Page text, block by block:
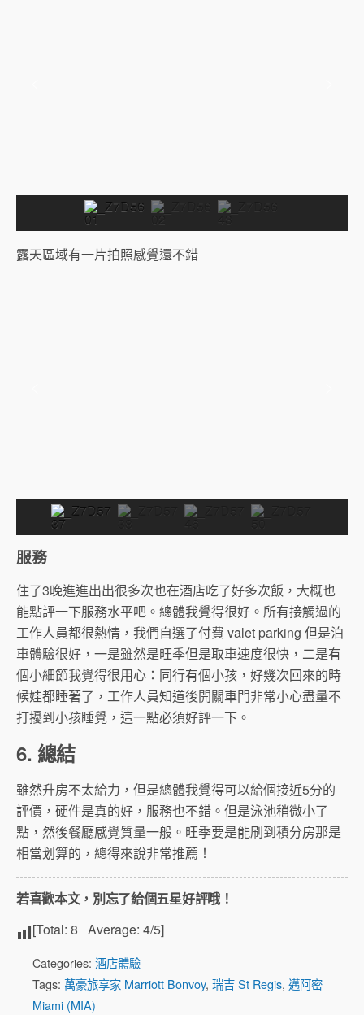
露天區域有一片拍照感覺還不錯
服務
住了3晚進進出出很多次也在酒店吃了好多次飯，大概也
能點評一下服務水平吧。總體我覺得很好。所有接觸過的
工作人員都很熱情，我們自選了付費 valet parking 但是泊
車體驗很好，一是雖然是旺季但是取車速度很快，二是有
個小細節我覺得很用心：同行有個小孩，好幾次回來的時
候娃都睡著了，工作人員知道後開關車門非常小心盡量不
打擾到小孩睡覺，這一點必須好評一下。
6. 總結
雖然升房不太給力，但是總體我覺得可以給個接近5分的
評價，硬件是真的好，服務也不錯。但是泳池稍微小了
點，然後餐廳感覺質量一般。旺季要是能刷到積分房那是
相當划算的，總得來說非常推薦！
若喜歡本文，別忘了給個五星好評哦！
[Total: 8 Average: 4/5]
Categories: 酒店體驗
Tags: 萬豪旅享家 Marriott Bonvoy, 瑞吉 St Regis, 邁阿密
Miami (MIA)